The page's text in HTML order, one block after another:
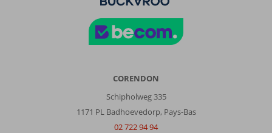
CORENDON
Schipholweg 335
1171 PL Badhoevedorp, Pays-Bas
02 722 94 94